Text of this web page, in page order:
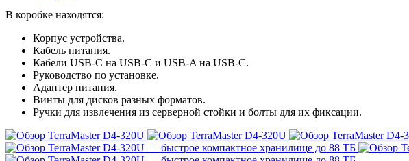
В коробке находятся:
Корпус устройства.
Кабель питания.
Кабели USB-C на USB-C и USB-A на USB-C.
Руководство по установке.
Адаптер питания.
Винты для дисков разных форматов.
Ручки для извлечения из серверной стойки и болты для их фиксации.